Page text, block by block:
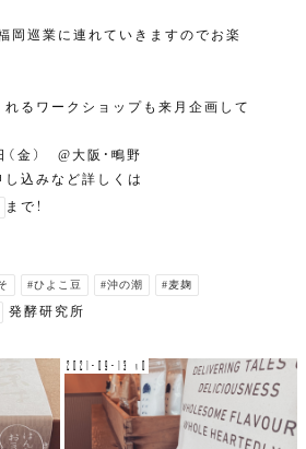
岡巡業に連れていきますのでお楽
れるワークショップも来月企画して
（金） @大阪・鴫野
し込みなど詳しくは
まで！
#ひよこ豆 #沖の潮 #麦麹
発酵研究所
2021-09-13 v0